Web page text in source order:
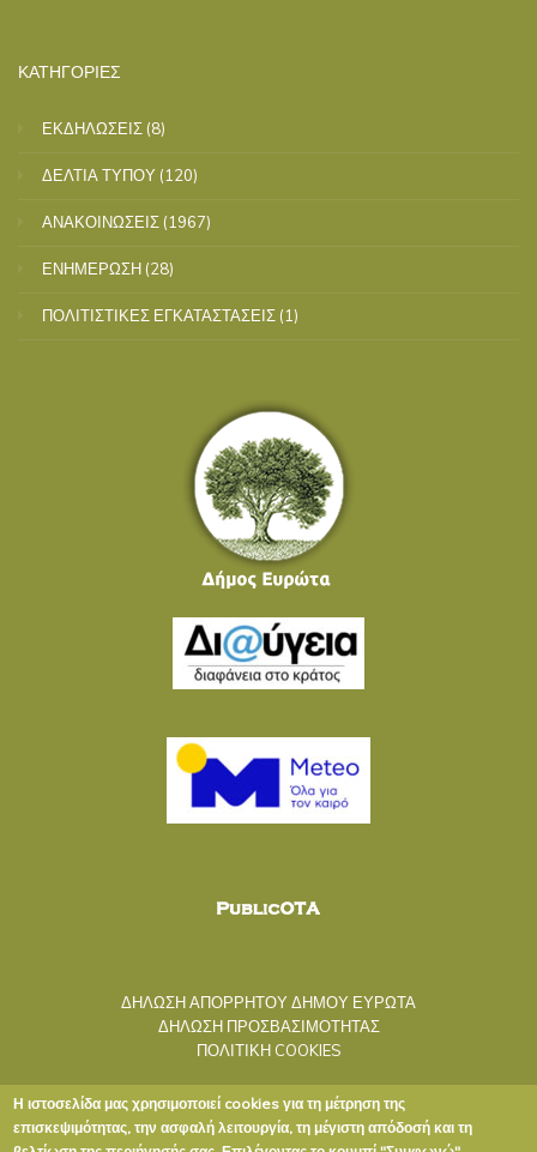
ΚΑΤΗΓΟΡΙΕΣ
ΕΚΔΗΛΩΣΕΙΣ (8)
ΔΕΛΤΙΑ ΤΥΠΟΥ (120)
ΑΝΑΚΟΙΝΩΣΕΙΣ (1967)
ΕΝΗΜΕΡΩΣΗ (28)
ΠΟΛΙΤΙΣΤΙΚΕΣ ΕΓΚΑΤΑΣΤΑΣΕΙΣ (1)
ΔΗΛΩΣΗ ΑΠΟΡΡΗΤΟΥ ΔΗΜΟΥ ΕΥΡΩΤΑ
ΔΗΛΩΣΗ ΠΡΟΣΒΑΣΙΜΟΤΗΤΑΣ
ΠΟΛΙΤΙΚΗ COOKIES
Η ιστοσελίδα μας χρησιμοποιεί cookies για τη μέτρηση της
επισκεψιμότητας, την ασφαλή λειτουργία, τη μέγιστη απόδοσή και τη